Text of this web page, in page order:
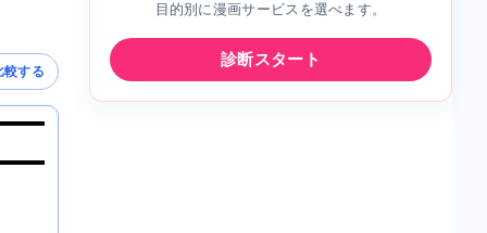
較する
目的別に漫画サービスを選べます。
診断スタート